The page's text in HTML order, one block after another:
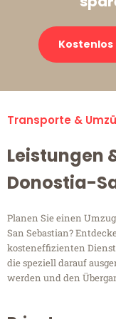
Transporte &
Leistungen
Donostia-
Planen Sie einen
San Sebastian?
kosteneffizienten
die speziell darauf
werden und den